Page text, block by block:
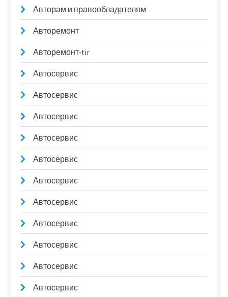
Авторам и правообладателям
Авторемонт
Авторемонт-tir
Автосервис
Автосервис
Автосервис
Автосервис
Автосервис
Автосервис
Автосервис
Автосервис
Автосервис
Автосервис
Автосервис